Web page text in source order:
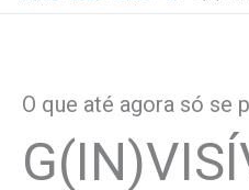
O que até agora só se